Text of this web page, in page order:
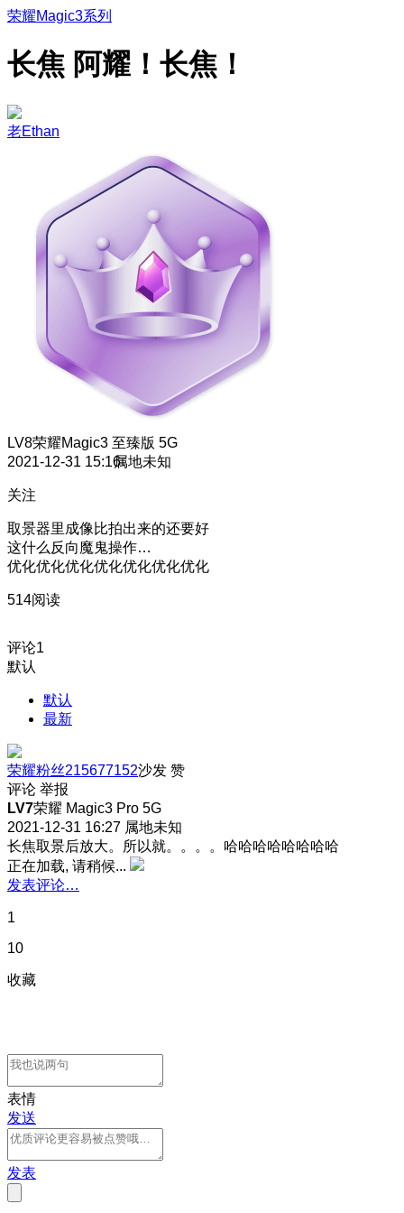
荣耀Magic3系列
长焦 阿耀！长焦！
老Ethan
LV8荣耀Magic3 至臻版 5G
2021-12-31 15:16属地未知
关注
取景器里成像比拍出来的还要好
这什么反向魔鬼操作…
优化优化优化优化优化优化优化
514阅读
评论1
默认
默认
最新
荣耀粉丝215677152沙发 赞
评论 举报
LV7荣耀 Magic3 Pro 5G
2021-12-31 16:27 属地未知
长焦取景后放大。所以就。。。。哈哈哈哈哈哈哈哈
正在加载, 请稍候...
发表评论…
1
10
收藏
表情
发送
发表